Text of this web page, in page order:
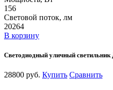
156
Световой поток, лм
20264
В корзину
Светодиодный уличный
28800 руб. Купить Сравнить